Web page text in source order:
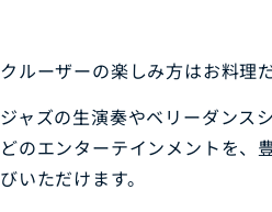
クルーザーの楽しみ方はお料理
ジャズの生演奏やベリーダンス
どのエンターテインメントを、
びいただけます。